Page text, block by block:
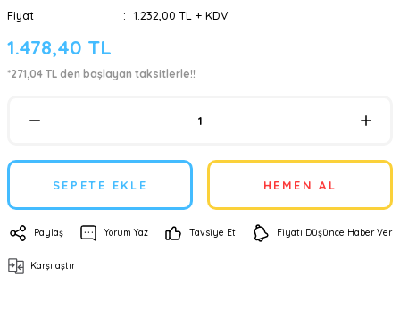
Fiyat
1.232,00 TL + KDV
1.478,40 TL
*271,04 TL den başlayan taksitlerle!!
SEPETE EKLE HEMEN AL
Paylaş Yorum Yaz Tavsiye Et Fiyatı Düşünce Haber Ver
Karşılaştır